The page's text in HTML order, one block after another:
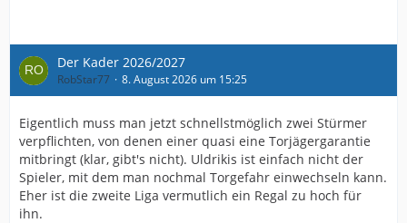
Der Kader 2026/2027
RobStar77 8. August 2026 um 15:25
Eigentlich muss man jetzt schnellstmöglich zwei Stürmer
verpflichten, von denen einer quasi eine Torjägergarantie
mitbringt (klar, gibt's nicht). Uldrikis ist einfach nicht der
Spieler, mit dem man nochmal Torgefahr einwechseln kann.
Eher ist die zweite Liga vermutlich ein Regal zu hoch für
ihn.